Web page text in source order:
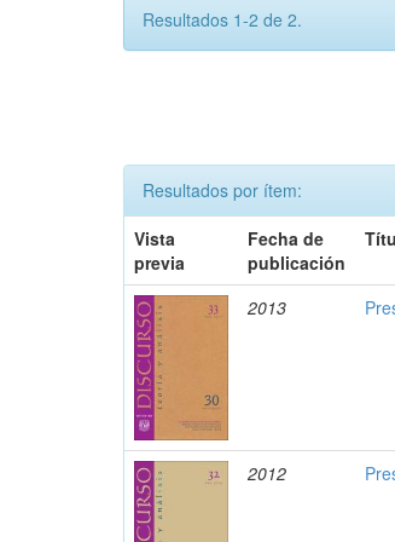
Resultados 1-2 de 2.
Resultados por ítem:
Vista
previa
Fecha de
publicación
2013
2012